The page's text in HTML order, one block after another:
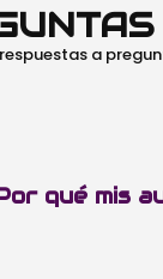
a
qué mis